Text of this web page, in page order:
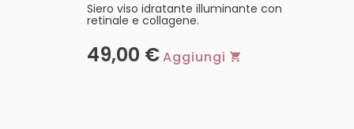
Siero viso idratante illuminante con
retinale e collagene.
49,00 €Aggiungi